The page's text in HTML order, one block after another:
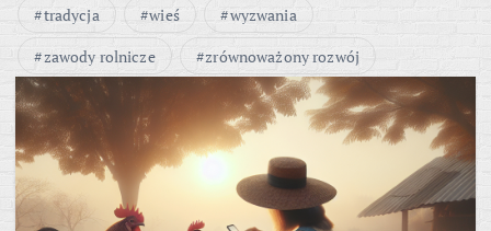
tradycja
wieś
wyzwania
zawody rolnicze
zrównoważony rozwój